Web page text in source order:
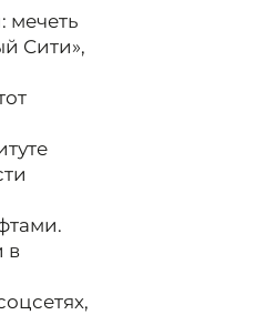
мечеть
Сити»,
в